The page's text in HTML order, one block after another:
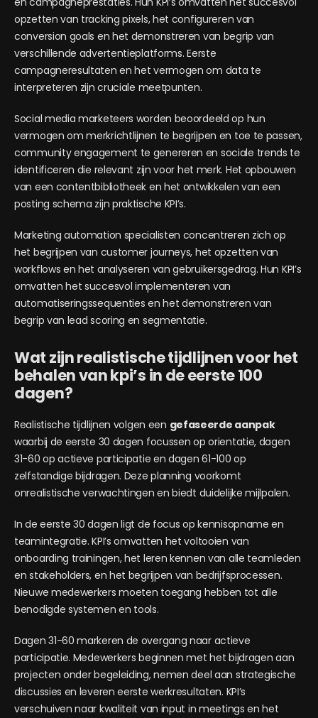
opzetten van tracking pixels, het configureren van
conversion goals en het demonstreren van begrip van
verschillende advertentieplatforms. Eerste
campagneresultaten en het vermogen om data te
interpreteren zijn cruciale meetpunten.
Social media marketeers worden beoordeeld op hun
vermogen om merkrichtlijnen te begrijpen en toe te passen,
community engagement te genereren en sociale trends te
identificeren die relevant zijn voor het merk. Het opbouwen
van een contentbibliotheek en het ontwikkelen van een
posting schema zijn praktische KPI’s.
Marketing automation specialisten concentreren zich op
het begrijpen van customer journeys, het opzetten van
workflows en het analyseren van gebruikersgedrag. Hun KPI’s
omvatten het succesvol implementeren van
automatiseringssequenties en het demonstreren van
begrip van lead scoring en segmentatie.
Wat zijn realistische tijdlijnen voor het
behalen van kpi’s in de eerste 100
dagen?
Realistische tijdlijnen volgen een gefaseerde aanpak
waarbij de eerste 30 dagen focussen op orientatie, dagen
31-60 op actieve participatie en dagen 61-100 op
zelfstandige bijdragen. Deze planning voorkomt
onrealistische verwachtingen en biedt duidelijke mijlpalen.
In de eerste 30 dagen ligt de focus op kennisopname en
teamintegratie. KPI’s omvatten het voltooien van
onboarding trainingen, het leren kennen van alle teamleden
en stakeholders, en het begrijpen van bedrijfsprocessen.
Nieuwe medewerkers moeten toegang hebben tot alle
benodigde systemen en tools.
Dagen 31-60 markeren de overgang naar actieve
participatie. Medewerkers beginnen met het bijdragen aan
projecten onder begeleiding, nemen deel aan strategische
discussies en leveren eerste werkresultaten. KPI’s
verschuiven naar kwaliteit van input in meetings en het